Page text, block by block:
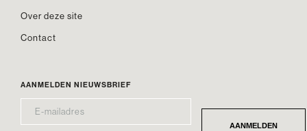
Over deze site
Contact
AANMELDEN NIEUWSBRIEF
MAILADRES* AANMELDEN